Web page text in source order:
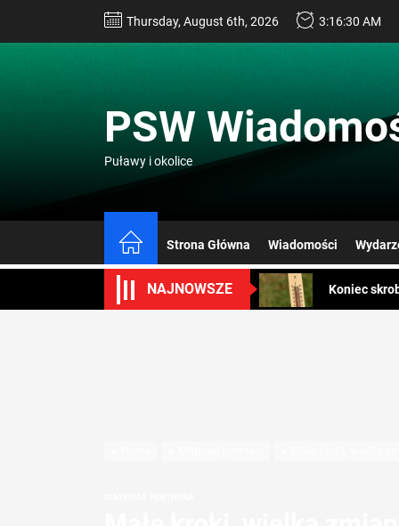
Thursday, August 6th, 2026 3:16:31 AM
PSW
Puławy i okolice
Strona Główna Wiadomości
NAJNOWSZE
Koniec
Koniec